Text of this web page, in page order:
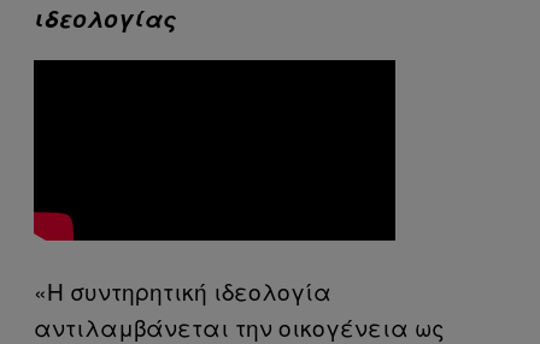
ιδεολογίας
«Η συντηρητική ιδεολογία
αντιλαμβάνεται την οικογένεια ως